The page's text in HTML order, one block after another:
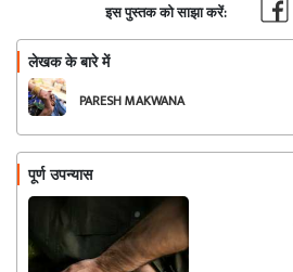
इस पुस्तक को साझा करें:
लेखक के बारे में
PARESH MAKWANA
पूर्ण उपन्यास